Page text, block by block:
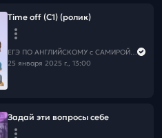
Time off (C1) (ролик)
ЕГЭ ПО АНГЛИЙСКОМУ с САМИРОЙ COOLешовой
25 января 2025 г., 13:00
Задай эти вопросы себе